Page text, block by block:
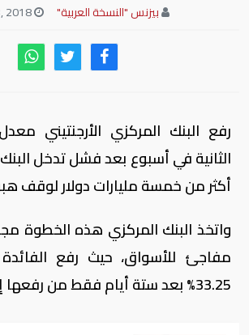
بيزنس "النسخة العربية"
رفع البنك المركزي الأرجنتيني
الثانية في أسبوع بعد فشل تدخل
أكثر من خمسة مليارات دولار لوقف
واتخذ البنك المركزي هذه الخطوة
33.25% بعد ستة أيام فقط من رفعها إلى 27.25%.